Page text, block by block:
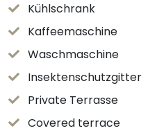
Kühlschrank
Kaffeemaschine
Waschmaschine
Insektenschutzgitter
Private Terrasse
Covered terrace